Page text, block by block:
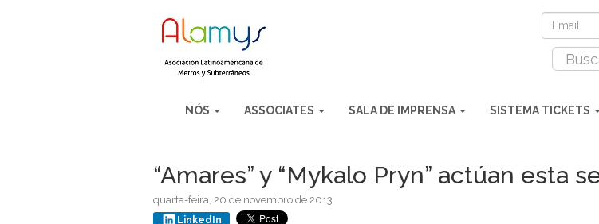
NÓS ASSOCIATES SALA DE IMPRENSA SISTEMA TICKETS
“Amares” y “Mykalo Pryn” actúan esta
quarta-feira, 20 de novembro de 2013
LinkedIn